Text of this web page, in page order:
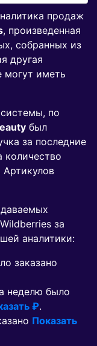
продаж
, произведенная
собранных из
другая
могут иметь
по
был
за последние
количество
Артикулов
за
аналитики:
заказано
неделю было
₽.
Показать